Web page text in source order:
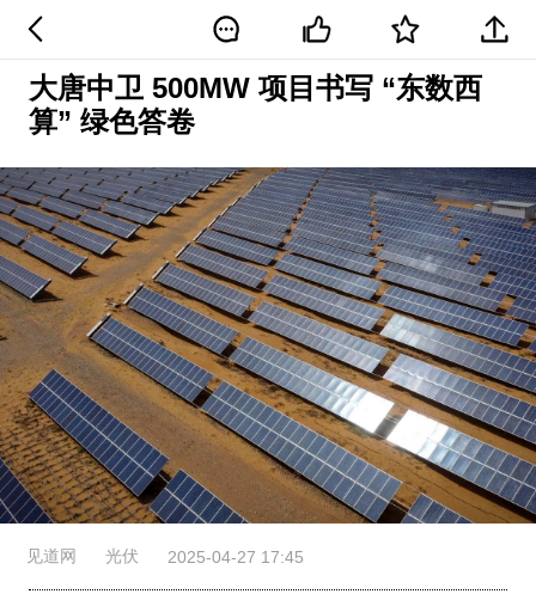
大唐中卫 500MW 项目书写 “东数西
算” 绿色答卷
见道网 光伏 2025-04-27 17:45